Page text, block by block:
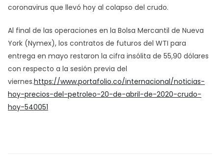
coronavirus que llevó hoy al colapso del crudo.
Al final de las operaciones en la Bolsa Mercantil de Nueva
York (Nymex), los contratos de futuros del WTI para
entrega en mayo restaron la cifra insólita de 55,90 dólares
con respecto a la sesión previa del
viernes.https://www.portafolio.co/internacional/noticias-
hoy-precios-del-petroleo-20-de-abril-de-2020-crudo-
hoy-540051